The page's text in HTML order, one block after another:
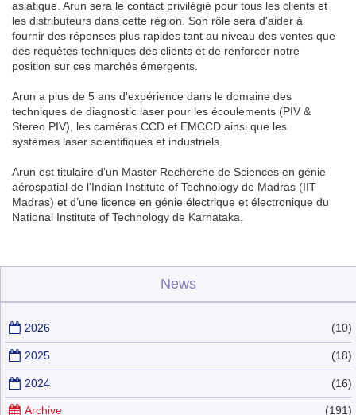
asiatique. Arun sera le contact privilégié pour tous les clients et
les distributeurs dans cette région. Son rôle sera d'aider à
fournir des réponses plus rapides tant au niveau des ventes que
des requêtes techniques des clients et de renforcer notre
position sur ces marchés émergents.
Arun a plus de 5 ans d'expérience dans le domaine des
techniques de diagnostic laser pour les écoulements (PIV &
Stereo PIV), les caméras CCD et EMCCD ainsi que les
systèmes laser scientifiques et industriels.
Arun est titulaire d'un Master Recherche de Sciences en génie
aérospatial de l'Indian Institute of Technology de Madras (IIT
Madras) et d’une licence en génie électrique et électronique du
National Institute of Technology de Karnataka.
News
(10)
2026
(18)
2025
(16)
2024
(191)
Archive